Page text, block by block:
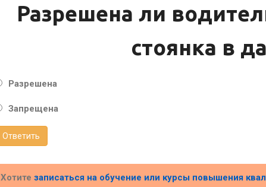
Разрешена ли
стоянка в
Разрешена
Запрещена
Ответить
Хотите записаться на обучение или курсы повышения